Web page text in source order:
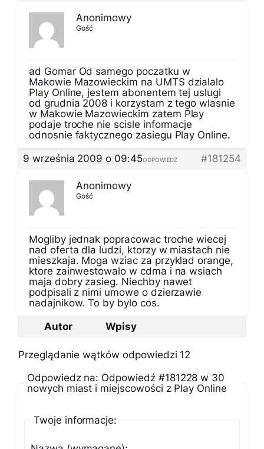
Anonimowy
Gość
ad Gomar Od samego poczatku w
Makowie Mazowieckim na UMTS dzialalo
Play Online, jestem abonentem tej uslugi
od grudnia 2008 i korzystam z tego wlasnie
w Makowie Mazowieckim zatem Play
podaje troche nie scisle informacje
odnosnie faktycznego zasiegu Play Online.
9 września 2009 o 09:45
#181254
ODPOWIEDZ
Anonimowy
Gość
Mogliby jednak popracowac troche wiecej
nad oferta dla ludzi, ktorzy w miastach nie
mieszkaja. Moga wziac za przyklad orange,
ktore zainwestowalo w cdma i na wsiach
maja dobry zasieg. Niechby nawet
podpisali z nimi umowe o dzierzawie
nadajnikow. To by bylo cos.
Autor
Wpisy
Przeglądanie wątków odpowiedzi 12
Odpowiedz na: Odpowiedź #181228 w 30
nowych miast i miejscowości z Play Online
Twoje informacje: